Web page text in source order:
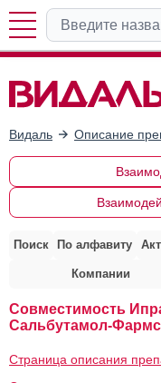
Видаль Описание
Поиск По алфавиту
Компании
Совместимость
Сальбутамол-
Страница описания